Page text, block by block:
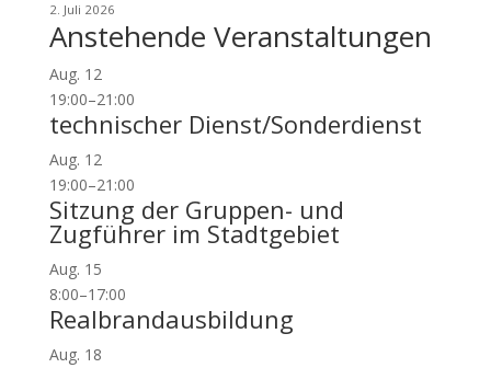
2. Juli 2026
Anstehende Veranstaltungen
Aug. 12
19:00–21:00
technischer Dienst/Sonderdienst
Aug. 12
19:00–21:00
Sitzung der Gruppen- und
Zugführer im Stadtgebiet
Aug. 15
8:00–17:00
Realbrandausbildung
Aug. 18